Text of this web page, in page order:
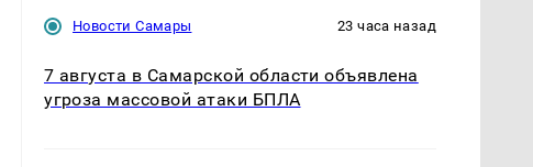
Новости Самары 23 часа назад
7 августа в Самарской области объявлена
угроза массовой атаки БПЛА